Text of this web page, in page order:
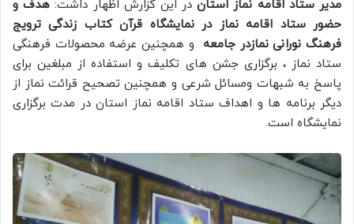
مدیر ستاد اقامه نماز استاندر این گزارش اظهار داشت: هدف و
حضور ستاد اقامه نماز در نمایشگاه قرآن کتاب زندگی ترویج
فرهنگ نورانی نمازدر جامعه
و همچنین عرضه محصولات فرهنگی
ستاد نماز ، برگزاری جشن های تکلیف و استفاده از مبلغین برای
پاسخ به شبهات ومسائل شرعی و همچنین تصحیح قرائت نماز از
دیگر برنامه ها و اهداف ستاد اقامه نماز استان در مدت برگزاری
نمایشگاه است.